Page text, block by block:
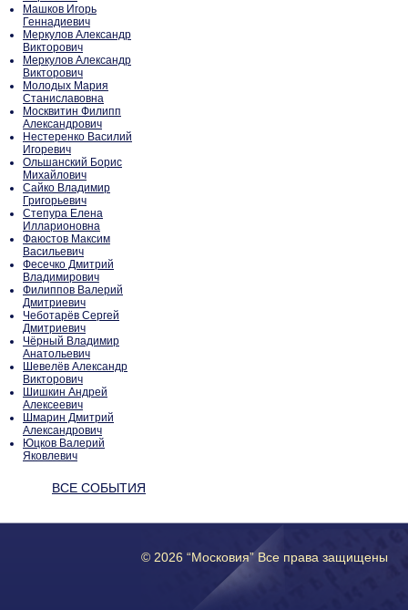
Машков Игорь
Геннадиевич
Меркулов Александр
Викторович
Меркулов Александр
Викторович
Молодых Мария
Станиславовна
Москвитин Филипп
Александрович
Нестеренко Василий
Игоревич
Ольшанский Борис
Михайлович
Сайко Владимир
Григорьевич
Степура Елена
Илларионовна
Фаюстов Максим
Васильевич
Фесечко Дмитрий
Владимирович
Филиппов Валерий
Дмитриевич
Чеботарёв Сергей
Дмитриевич
Чёрный Владимир
Анатольевич
Шевелёв Александр
Викторович
Шишкин Андрей
Алексеевич
Шмарин Дмитрий
Александрович
Юцков Валерий
Яковлевич
ВСЕ СОБЫТИЯ
© 2026 “Московия” Все права защищены